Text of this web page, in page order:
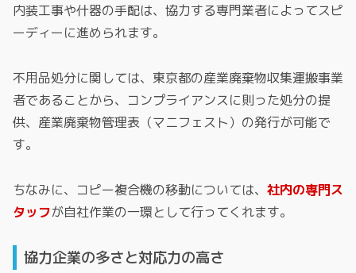
内装工事や什器の手配は、協力する専門業者によってスピ
ーディーに進められます。
不用品処分に関しては、東京都の産業廃棄物収集運搬事業
者であることから、コンプライアンスに則った処分の提
供、産業廃棄物管理表（マニフェスト）の発行が可能で
す。
ちなみに、コピー複合機の移動については、 社内の専門ス
タッフが自社作業の一環として行ってくれます。
協力企業の多さと対応力の高さ